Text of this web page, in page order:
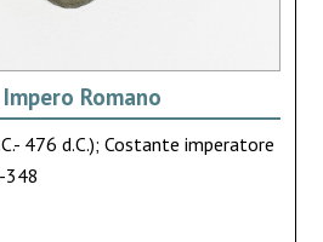
Impero Romano
476 d.C.); Costante imperatore
348